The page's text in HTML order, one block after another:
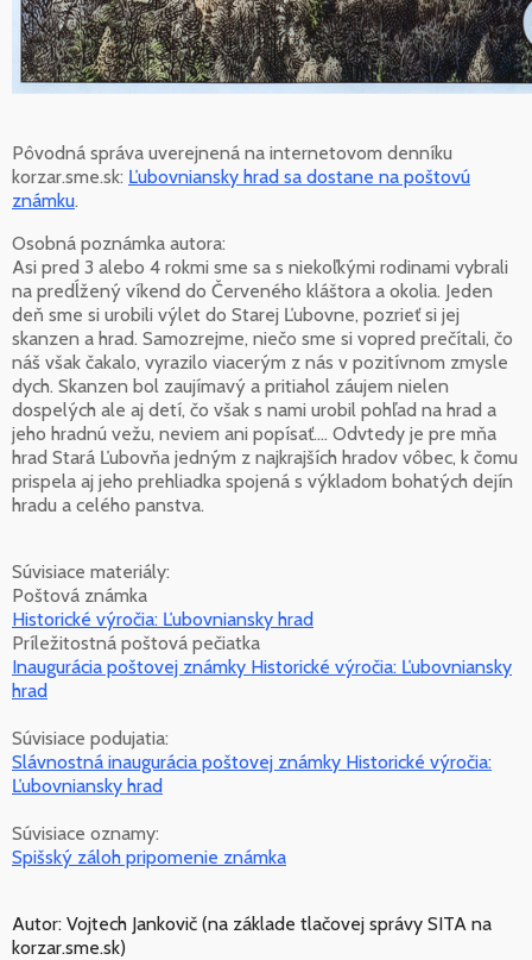
Pôvodná správa uverejnená na internetovom denníku
korzar.sme.sk: Ľubovniansky hrad sa dostane na poštovú
známku.
Osobná poznámka autora:
Asi pred 3 alebo 4 rokmi sme sa s niekoľkými rodinami vybrali
na predĺžený víkend do Červeného kláštora a okolia. Jeden
deň sme si urobili výlet do Starej Ľubovne, pozrieť si jej
skanzen a hrad. Samozrejme, niečo sme si vopred prečítali, čo
náš však čakalo, vyrazilo viacerým z nás v pozitívnom zmysle
dych. Skanzen bol zaujímavý a pritiahol záujem nielen
dospelých ale aj detí, čo však s nami urobil pohľad na hrad a
jeho hradnú vežu, neviem ani popísať.... Odvtedy je pre mňa
hrad Stará Ľubovňa jedným z najkrajších hradov vôbec, k čomu
prispela aj jeho prehliadka spojená s výkladom bohatých dejín
hradu a celého panstva.
Súvisiace materiály:
Poštová známka
Historické výročia: Ľubovniansky hrad
Príležitostná poštová pečiatka
Inaugurácia poštovej známky Historické výročia: Ľubovniansky
hrad
Súvisiace podujatia:
Slávnostná inaugurácia poštovej známky Historické výročia:
Ľubovniansky hrad
Súvisiace oznamy:
Spišský záloh pripomenie známka
Autor: Vojtech Jankovič (na základe tlačovej správy SITA na
korzar.sme.sk)